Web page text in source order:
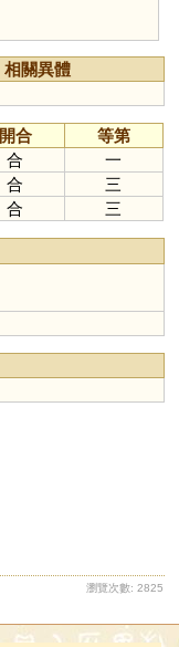
相關異體
開合
等第
合
一
合
三
合 三
瀏覽次數: 2825